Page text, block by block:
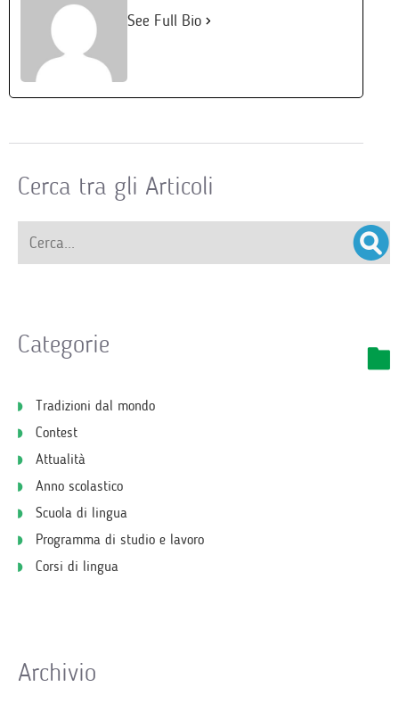
See Full Bio
Cerca tra gli Articoli
Categorie
Tradizioni dal mondo
Contest
Attualità
Anno scolastico
Scuola di lingua
Programma di studio e lavoro
Corsi di lingua
Archivio